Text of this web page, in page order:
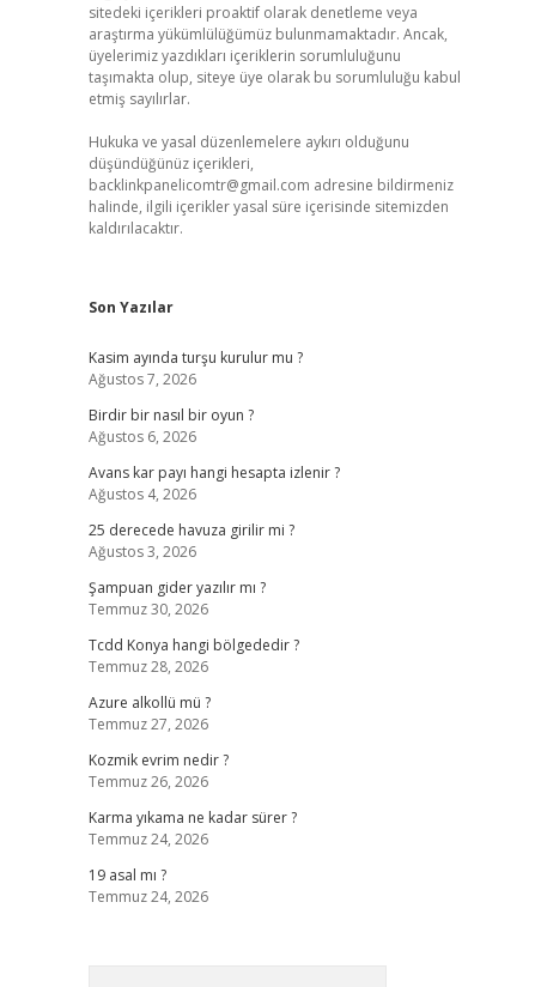
sitedeki içerikleri proaktif olarak denetleme veya
araştırma yükümlülüğümüz bulunmamaktadır. Ancak,
üyelerimiz yazdıkları içeriklerin sorumluluğunu
taşımakta olup, siteye üye olarak bu sorumluluğu kabul
etmiş sayılırlar.
Hukuka ve yasal düzenlemelere aykırı olduğunu
düşündüğünüz içerikleri,
backlinkpanelicomtr@gmail.com adresine bildirmeniz
halinde, ilgili içerikler yasal süre içerisinde sitemizden
kaldırılacaktır.
Son Yazılar
Kasim ayında turşu kurulur mu ?
Ağustos 7, 2026
Birdir bir nasıl bir oyun ?
Ağustos 6, 2026
Avans kar payı hangi hesapta izlenir ?
Ağustos 4, 2026
25 derecede havuza girilir mi ?
Ağustos 3, 2026
Şampuan gider yazılır mı ?
Temmuz 30, 2026
Tcdd Konya hangi bölgededir ?
Temmuz 28, 2026
Azure alkollü mü ?
Temmuz 27, 2026
Kozmik evrim nedir ?
Temmuz 26, 2026
Karma yıkama ne kadar sürer ?
Temmuz 24, 2026
19 asal mı ?
Temmuz 24, 2026